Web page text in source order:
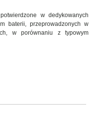
w dedykowanych
baterii, przeprowadzonych w
w porównaniu z typowym